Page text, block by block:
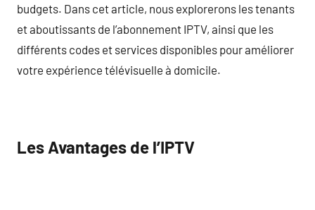
budgets. Dans cet article, nous explorerons les tenants
et aboutissants de l’abonnement IPTV, ainsi que les
différents codes et services disponibles pour améliorer
votre expérience télévisuelle à domicile.
Les Avantages de l’IPTV